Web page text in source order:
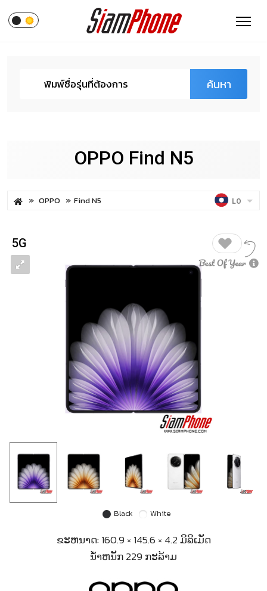
ค้นหา
OPPO Find N5
OPPO Find N5 LO
5G
Black White
ຂະຫນາດ: 160.9 × 145.6 × 4.2 ມິລິເມັດ
ນ້ຳຫນັກ 229 ກະລ້າມ